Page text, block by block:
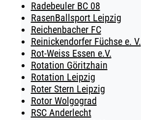
Radebeuler BC 08
RasenBallsport Leipzig
Reichenbacher FC
Reinickendorfer Füchse e. V.
Rot-Weiss Essen e.V.
Rotation Göritzhain
Rotation Leipzig
Roter Stern Leipzig
Rotor Wolgograd
RSC Anderlecht